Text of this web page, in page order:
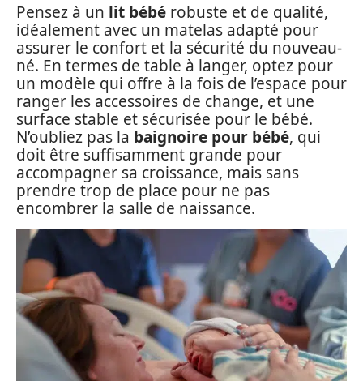
Pensez à un lit bébé robuste et de qualité,
idéalement avec un matelas adapté pour
assurer le confort et la sécurité du nouveau-
né. En termes de table à langer, optez pour
un modèle qui offre à la fois de l’espace pour
ranger les accessoires de change, et une
surface stable et sécurisée pour le bébé.
N’oubliez pas la baignoire pour bébé, qui
doit être suffisamment grande pour
accompagner sa croissance, mais sans
prendre trop de place pour ne pas
encombrer la salle de naissance.